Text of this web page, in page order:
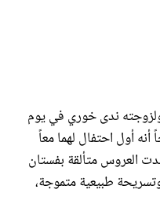
ندى خوري في يوم
أول احتفال لهما معاً
العروس متألقة بفستان
طبيعية متموجة،